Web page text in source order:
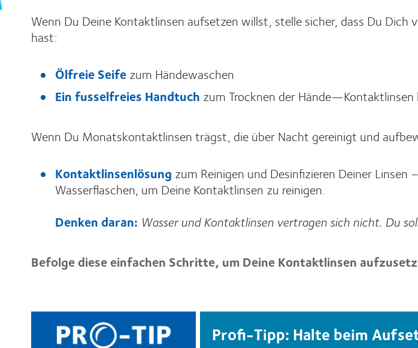
Wenn Du Deine Kontaktlinsen aufsetzen willst, stelle sicher, dass Du
hast:
Ölfreie Seifezum Händewaschen
Ein fusselfreies Handtuch zum Trocknen der Hände—Kontaktlinsen
Wenn Du Monatskontaktlinsen trägst, die über Nacht gereinigt und
Kontaktlinsenlösung zum Reinigen und Desinfizieren Deiner
Wasserflaschen, um Deine Kontaktlinsen zu reinigen.
Denken daran: Wasser und Kontaktlinsen vertragen sich nicht. Du
Befolge diese einfachen Schritte, um Deine Kontaktlinsen
Profi-Tipp:Halte beim